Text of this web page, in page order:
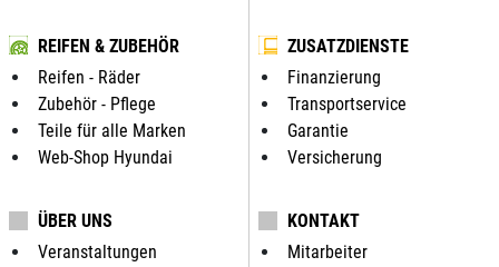
REIFEN & ZUBEHÖR
Reifen - Räder
Zubehör - Pflege
Teile für alle Marken
Web-Shop Hyundai
ZUSATZDIENSTE
Finanzierung
Transportservice
Garantie
Versicherung
ÜBER UNS
Veranstaltungen
KONTAKT
Mitarbeiter